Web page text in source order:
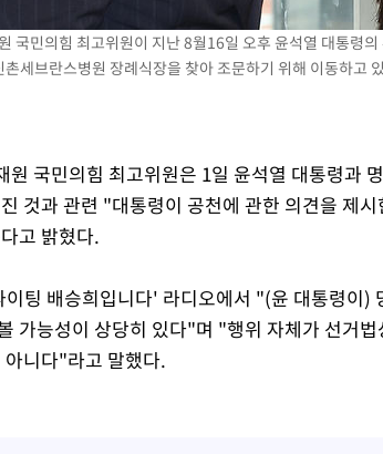
축구회관 등 압수수색
국민의힘 최고위원이 지난 8월16일 오후 윤석열 대통령
세브란스병원 장례식장을 찾아 조문하기 위해 이동하고
국민의힘 최고위원은 1일 윤석열 대통령과
것과 관련 "대통령이 공천에 관한 의견을 제
고 밝혔다.
팅 배승희입니다' 라디오에서 "(윤 대통령이)
가능성이 상당히 있다"며 "행위 자체가 선거
니다"라고 말했다.